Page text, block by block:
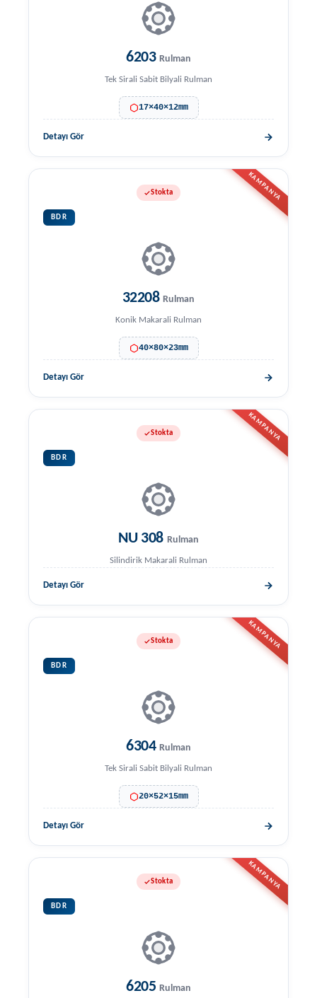
6203 Rulman
Tek Sirali Sabit Bilyali Rulman
17×40×12mm
Detayı Gör
KAMPANYA
Stokta
BDR
32208Rulman
Konik Makarali Rulman
40×80×23mm
Detayı Gör
KAMPANYA
Stokta
BDR
NU 308 Rulman
Silindirik Makarali Rulman
Detayı Gör
KAMPANYA
Stokta
BDR
6304 Rulman
Tek Sirali Sabit Bilyali Rulman
20×52×15mm
Detayı Gör
KAMPANYA
Stokta
BDR
6205 Rulman